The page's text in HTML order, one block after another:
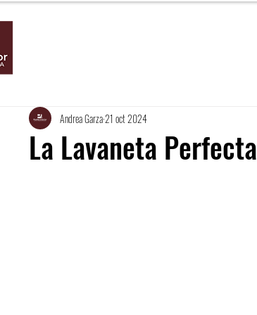
La Lavaneta Perfecta
Andrea Garza21 oct 2024